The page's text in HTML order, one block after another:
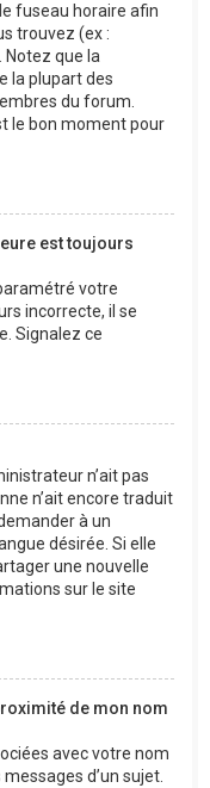
fuseau horaire afin
trouvez (ex :
Notez que la
la plupart des
du forum.
le bon moment pour
est toujours
votre
incorrecte, il se
Signalez ce
n’ait pas
n’ait encore traduit
à un
désirée. Si elle
une nouvelle
sur le site
de mon nom
avec votre nom
d’un sujet.